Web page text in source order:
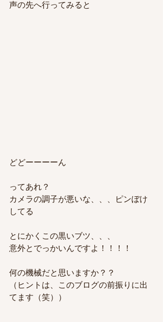
声の先へ行ってみると
どどーーーーん
ってあれ？
カメラの調子が悪いな、、、ピンぼけ
してる
とにかく この黒いブツ、、、
意外とでっかいんですよ！！！！
何の機械だと思いますか？？
（ヒントは、このブログの前振りに出
てます（笑））